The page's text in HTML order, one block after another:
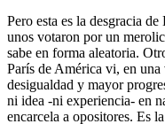
Pero esta es la desgracia
unos votaron por un
sabe en forma aleatoria.
París de América vi, en
desigualdad y mayor
ni idea -ni experiencia- en
encarcela a opositores. Es